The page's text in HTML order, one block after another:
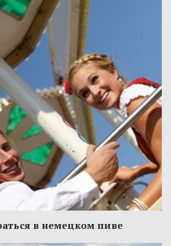
в немецком пиве